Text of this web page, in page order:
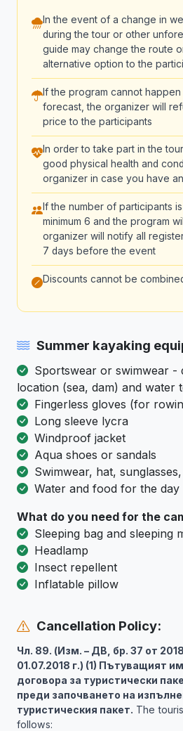
In the event of a change in
during the tour or other
guide may change the route
alternative option to the
If the program cannot
forecast, the organizer will
price to the participants
In order to take part in the
good physical health and
organizer in case you have
If the number of participants
minimum 6 and the program
organizer will notify all
7 days before the event
Discounts cannot be
Summer kayaking
Sportswear or swimwear -
location (sea, dam) and water
Fingerless gloves (for
Long sleeve lycra
Windproof jacket
Aqua shoes or sandals
Swimwear, hat,
Water and food for the day
What do you need for the
Sleeping bag and sleeping
Headlamp
Insect repellent
Inflatable pillow
Cancellation Policy:
Чл. 89. (Изм. – ДВ, бр. 37 от
01.07.2018 г.) (1) Пътуващият
договора за туристически
преди започването на
туристическия пакет. The
follows: